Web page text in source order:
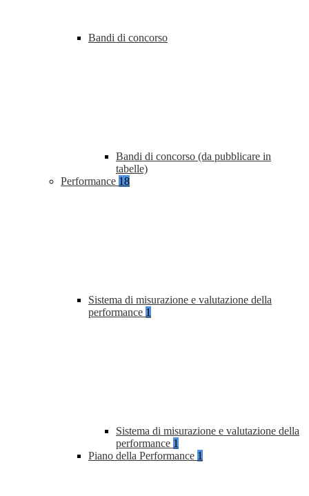
Bandi di concorso
Bandi di concorso (da pubblicare in
tabelle)
Performance 18
Sistema di misurazione e valutazione della
performance 1
Sistema di misurazione e valutazione della
performance 1
Piano della Performance 1